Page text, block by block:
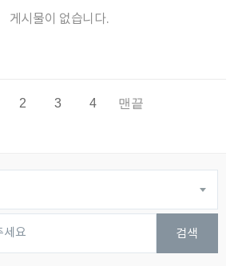
게시물이 없습니다.
2 3 4 맨끝